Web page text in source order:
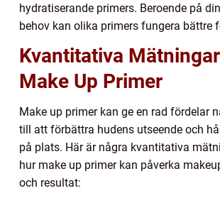
hydratiserande primers. Beroende på
behov kan olika primers fungera bättre
Kvantitativa
Make Up Primer
Make up primer kan ge en rad fördelar
till att förbättra hudens utseende och
på plats. Här är några kvantitativa
hur make up primer kan påverka
och resultat: